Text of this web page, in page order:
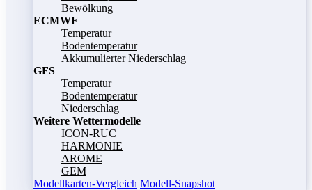
Bewölkung
ECMWF
Temperatur
Bodentemperatur
Akkumulierter Niederschlag
GFS
Temperatur
Bodentemperatur
Niederschlag
Weitere Wettermodelle
ICON-RUC
HARMONIE
AROME
GEM
Modellkarten-Vergleich Modell-Snapshot